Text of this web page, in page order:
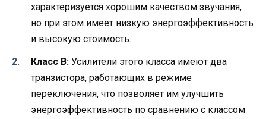
характеризуется хорошим качеством звучания,
но при этом имеет низкую энергоэффективность
и высокую стоимость.
Класс В: Усилители этого класса имеют два
транзистора, работающих в режиме
переключения, что позволяет им улучшить
энергоэффективность по сравнению с классом